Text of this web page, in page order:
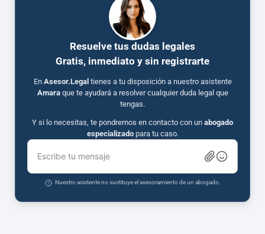
Resuelve tus dudas legales
Gratis, inmediato y sin registrarte
En Asesor.Legal tienes a tu disposición a nuestro asistente
Amaraque te ayudará a resolver cualquier duda legal que
tengas.
Y si lo necesitas, te pondremos en contacto con un abogado
especializadopara tu caso.
Escribe tu mensaje
Nuestro asistente no sustituye el asesoramiento de un abogado.